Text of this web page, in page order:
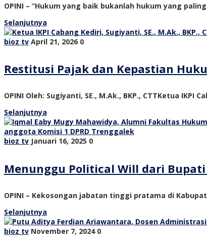
OPINI – “Hukum yang baik bukanlah hukum yang
Selanjutnya
bioz tv April 21, 2026 0
Restitusi Pajak dan Kepastian
OPINI Oleh: Sugiyanti, SE., M.Ak., BKP., CTTKetua
Selanjutnya
bioz tv Januari 16, 2025 0
Menunggu Political Will dari
OPINI – Kekosongan jabatan tinggi pratama di
Selanjutnya
bioz tv November 7, 2024 0